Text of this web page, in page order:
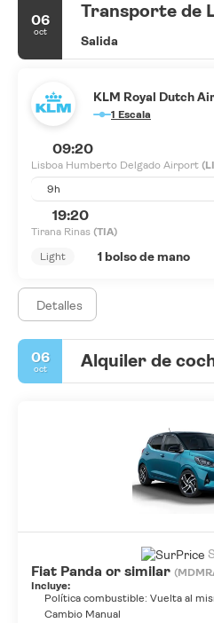
06
oct
Transporte de
Salida
KLM Royal Dutch
1 Escala
09:20
Lisboa Humberto Delgado Airport
9h
19:20
Tirana Rinas (TIA)
Light
1 bolso de mano
Detalles
06
oct Alquiler de
Fiat Panda or similar
Incluye:
Política combustible: Vuelta al
Cambio Manual